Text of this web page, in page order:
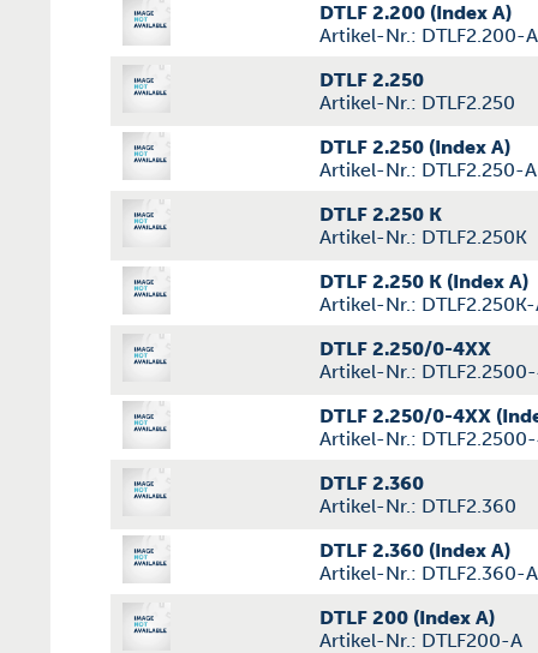
DTLF 2.200 (Index A)
Artikel-Nr.: DTLF2.200-A
DTLF 2.250
Artikel-Nr.: DTLF2.250
DTLF 2.250 (Index A)
Artikel-Nr.: DTLF2.250-A
DTLF 2.250 K
Artikel-Nr.: DTLF2.250K
DTLF 2.250 K (Index A)
Artikel-Nr.:
DTLF 2.250/0-4XX
Artikel-Nr.:
DTLF 2.250/0-4XX
Artikel-Nr.:
DTLF 2.360
Artikel-Nr.: DTLF2.360
DTLF 2.360 (Index A)
Artikel-Nr.: DTLF2.360-A
DTLF 200 (Index A)
Artikel-Nr.: DTLF200-A